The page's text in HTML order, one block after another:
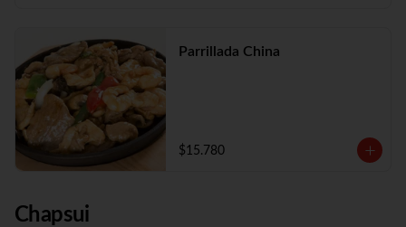
Parrillada China
$15.780
Chapsui